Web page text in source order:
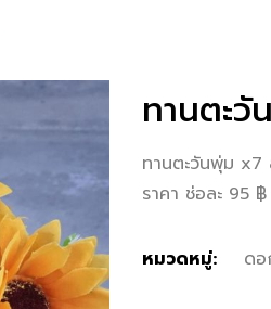
ทานตะ
ทานตะวันพุ่ม
ราคา ช่อละ 95
หมวดหมู่: ดอ